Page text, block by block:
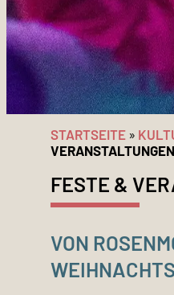
STARTSEITE »
VERANSTALTUNGEN
FESTE &
VON